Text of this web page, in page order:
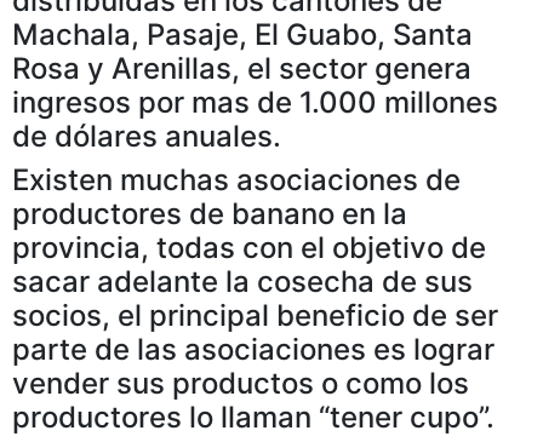
Machala, Pasaje, El Guabo, Santa
Rosa y Arenillas, el sector genera
ingresos por mas de 1.000 millones
de dólares anuales.
Existen muchas asociaciones de
productores de banano en la
provincia, todas con el objetivo de
sacar adelante la cosecha de sus
socios, el principal beneficio de ser
parte de las asociaciones es lograr
vender sus productos o como los
productores lo llaman “tener cupo”.